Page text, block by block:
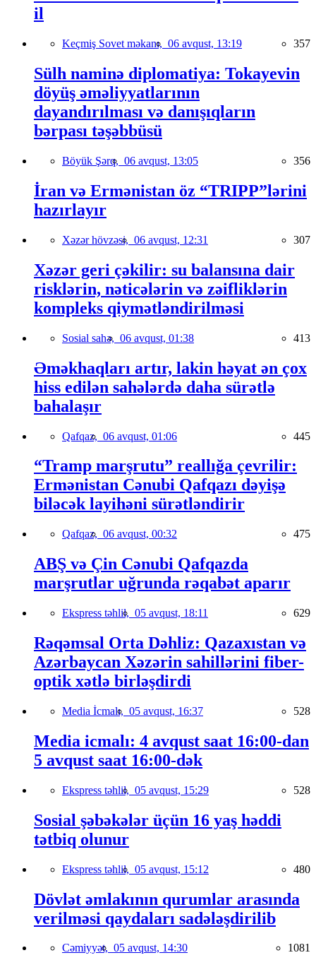
il
Keçmiş Sovet məkanı, 06 avqust, 13:19 357
Sülh naminə diplomatiya: Tokayevin
döyüş əməliyyatlarının
dayandırılması və danışıqların
bərpası təşəbbüsü
Böyük Şərq, 06 avqust, 13:05 356
İran və Ermənistan öz “TRIPP”lərini
hazırlayır
Xəzər hövzəsi, 06 avqust, 12:31 307
Xəzər geri çəkilir: su balansına dair
risklərin, nəticələrin və zəifliklərin
kompleks qiymətləndirilməsi
Sosial sahə, 06 avqust, 01:38 413
Əməkhaqları artır, lakin həyat ən çox
hiss edilən sahələrdə daha sürətlə
bahalaşır
Qafqaz, 06 avqust, 01:06 445
“Tramp marşrutu” reallığa çevrilir:
Ermənistan Cənubi Qafqazı dəyişə
biləcək layihəni sürətləndirir
Qafqaz, 06 avqust, 00:32 475
ABŞ və Çin Cənubi Qafqazda
marşrutlar uğrunda rəqabət aparır
Ekspress təhlil, 05 avqust, 18:11 629
Rəqəmsal Orta Dəhliz: Qazaxıstan və
Azərbaycan Xəzərin sahillərini fiber-
optik xətlə birləşdirdi
Media İcmalı, 05 avqust, 16:37 528
Media icmalı: 4 avqust saat 16:00-dan
5 avqust saat 16:00-dək
Ekspress təhlil, 05 avqust, 15:29 528
Sosial şəbəkələr üçün 16 yaş həddi
tətbiq olunur
Ekspress təhlil, 05 avqust, 15:12 480
Dövlət əmlakının qurumlar arasında
verilməsi qaydaları sadələşdirilib
Cəmiyyət, 05 avqust, 14:30 1081